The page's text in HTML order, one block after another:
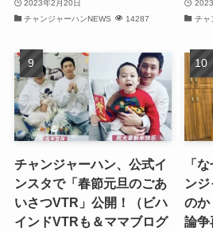
(32)
(31)
(32)
2023年2月20日
チャンジャーハンNEWS
14287
チャ
チャンジャーハン、公式イ
ンスタで「春節元旦のごあ
いさつVTR」公開！（ビハ
インドVTRも＆ママブログ
「
ン
のか
論争